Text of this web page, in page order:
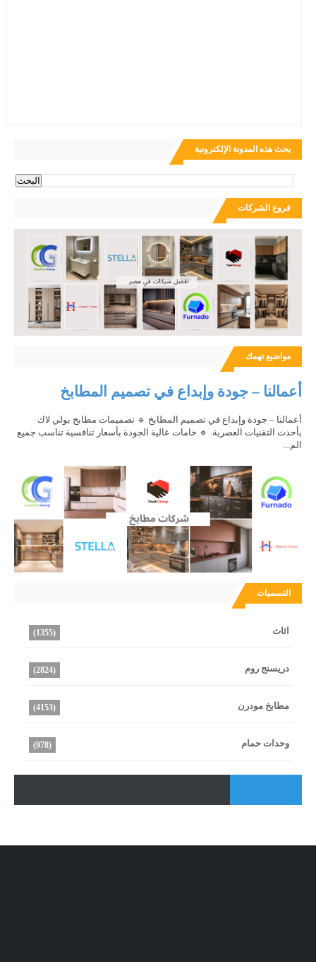
بحث هذه المدونة الإلكترونية
فروع الشركات
مواضيع تهمك
أعمالنا – جودة وإبداع في تصميم المطابخ
أعمالنا – جودة وإبداع في تصميم المطابخ 🔹 تصميمات مطابخ بولي لاك
بأحدث التقنيات العصرية. 🔹 خامات عالية الجودة بأسعار تنافسية تناسب جميع
الم...
التسميات
اثاث (1355)
دريسنج روم (2824)
مطابخ مودرن (4153)
وحدات حمام (978)